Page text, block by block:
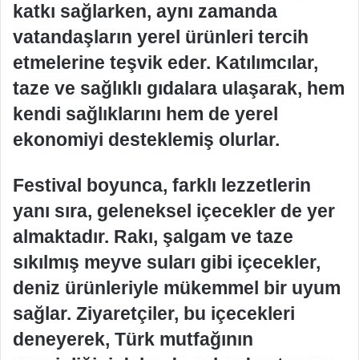
katkı sağlarken, aynı zamanda
vatandaşların yerel ürünleri tercih
etmelerine teşvik eder. Katılımcılar,
taze ve sağlıklı gıdalara ulaşarak, hem
kendi sağlıklarını hem de yerel
ekonomiyi desteklemiş olurlar.
Festival boyunca, farklı lezzetlerin
yanı sıra, geleneksel içecekler de yer
almaktadır. Rakı, şalgam ve taze
sıkılmış meyve suları gibi içecekler,
deniz ürünleriyle mükemmel bir uyum
sağlar. Ziyaretçiler, bu içecekleri
deneyerek, Türk mutfağının